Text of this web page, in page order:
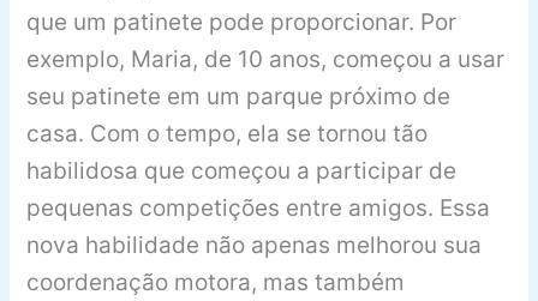
que um patinete pode proporcionar. Por
exemplo, Maria, de 10 anos, começou a usar
seu patinete em um parque próximo de
casa. Com o tempo, ela se tornou tão
habilidosa que começou a participar de
pequenas competições entre amigos. Essa
nova habilidade não apenas melhorou sua
coordenação motora, mas também